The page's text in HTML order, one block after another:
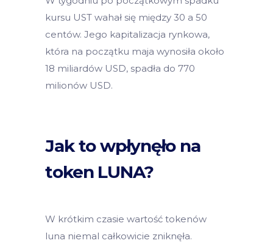
kursu UST wahał się między 30 a 50
centów. Jego kapitalizacja rynkowa,
która na początku maja wynosiła około
18 miliardów USD, spadła do 770
milionów USD.
Jak to wpłynęło na
token LUNA?
W krótkim czasie wartość tokenów
luna niemal całkowicie zniknęła.